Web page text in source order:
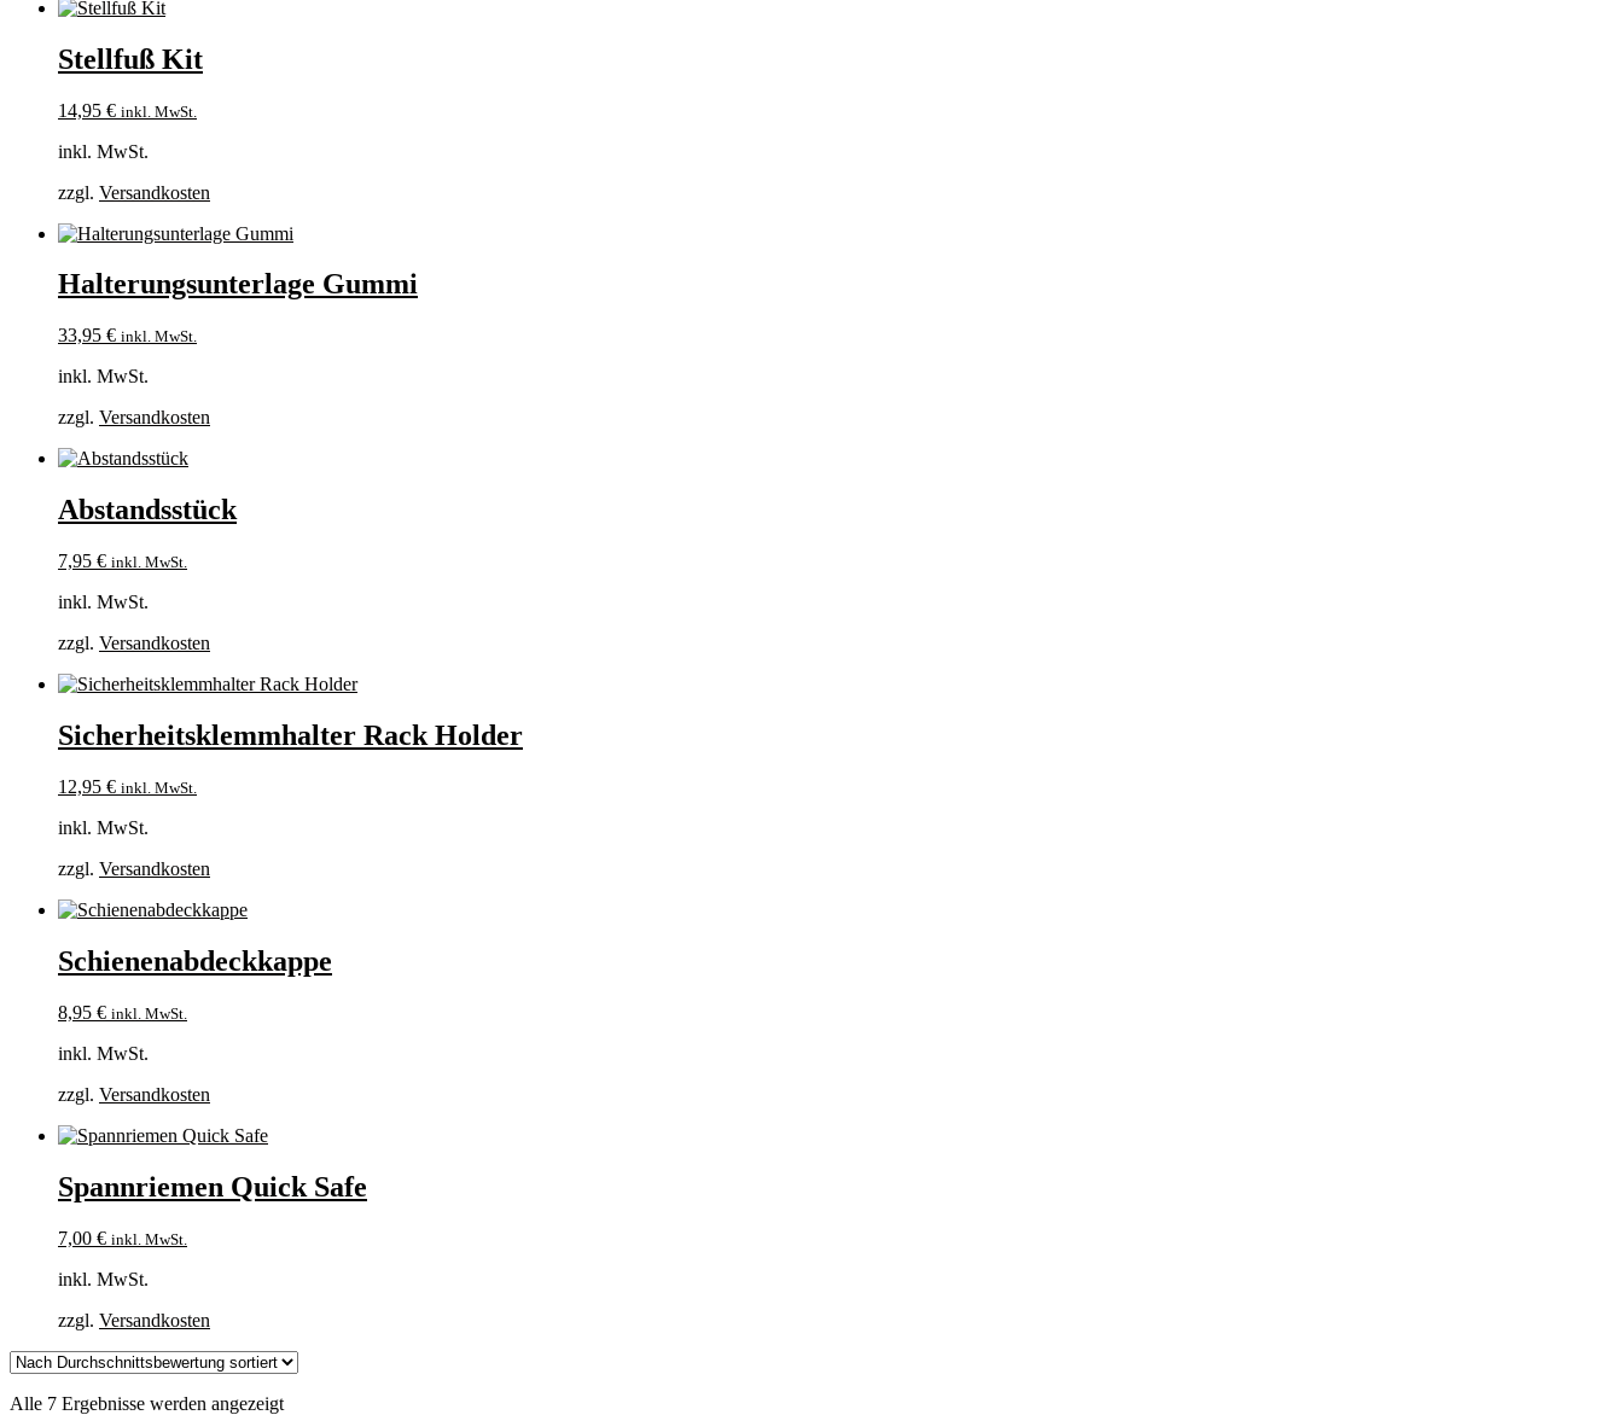
Stellfuß Kit
14,95 € inkl. MwSt.
inkl. MwSt.
zzgl. Versandkosten
Halterungsunterlage Gummi
33,95 € inkl. MwSt.
inkl. MwSt.
zzgl. Versandkosten
Abstandsstück
7,95 € inkl. MwSt.
inkl. MwSt.
zzgl. Versandkosten
Sicherheitsklemmhalter Rack Holder
12,95 € inkl. MwSt.
inkl. MwSt.
zzgl. Versandkosten
Schienenabdeckkappe
8,95 € inkl. MwSt.
inkl. MwSt.
zzgl. Versandkosten
Spannriemen Quick Safe
7,00 € inkl. MwSt.
inkl. MwSt.
zzgl. Versandkosten
Alle 7 Ergebnisse werden angezeigtNach